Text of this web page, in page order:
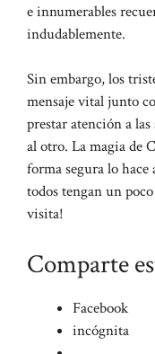
e innumerables
indudablemente.
Sin embargo, los
mensaje vital junto
prestar atención a
al otro. La magia de
forma segura lo hace
todos tengan un
visita!
Comparte
Facebook
incógnita